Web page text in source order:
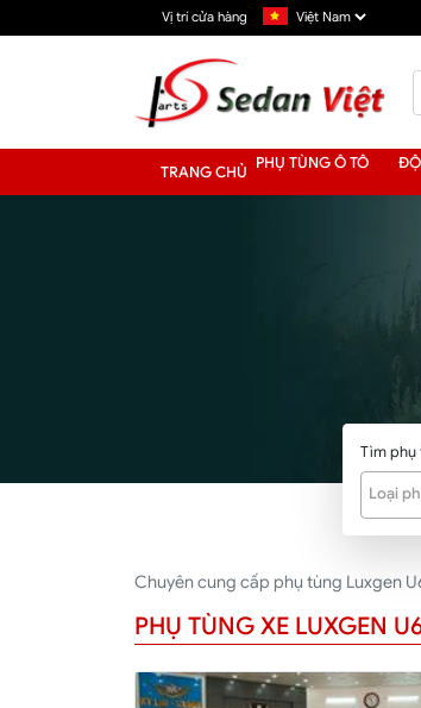
Vị trí cửa hàng
TRANG CHỦ PHỤ TÙNG Ô TÔ
Tìm phụ
Loại
Chuyên cung cấp phụ tùng Luxgen
PHỤ TÙNG XE LUXGEN